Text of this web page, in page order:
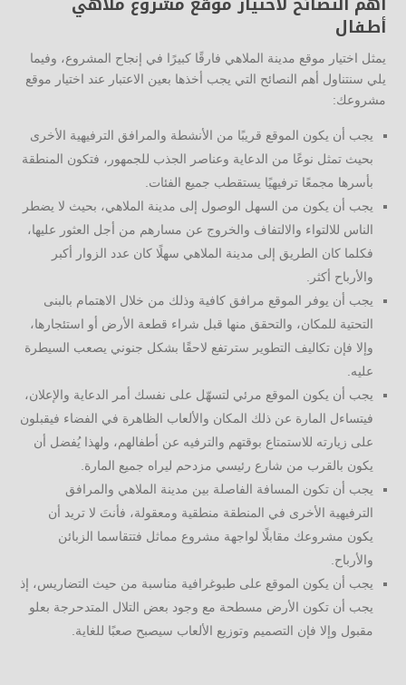
أطفال
يمثل اختيار موقع مدينة الملاهي فارقًا كبيرًا في إنجاح المشروع، وفيما
يلي سنتناول أهم النصائح التي يجب أخذها بعين الاعتبار عند اختيار موقع
مشروعك:
يجب أن يكون الموقع قريبًا من الأنشطة والمرافق الترفيهية الأخرى
بحيث تمثل نوعًا من الدعاية وعناصر الجذب للجمهور، فتكون المنطقة
بأسرها مجمعًا ترفيهيًا يستقطب جميع الفئات.
يجب أن يكون من السهل الوصول إلى مدينة الملاهي، بحيث لا يضطر
الناس للالتواء والالتفاف والخروج عن مسارهم من أجل العثور عليها،
فكلما كان الطريق إلى مدينة الملاهي سهلًا كان عدد الزوار أكبر
والأرباح أكثر.
يجب أن يوفر الموقع مرافق كافية وذلك من خلال الاهتمام بالبنى
التحتية للمكان، والتحقق منها قبل شراء قطعة الأرض أو استئجارها،
وإلا فإن تكاليف التطوير سترتفع لاحقًا بشكل جنوني يصعب السيطرة
عليه.
يجب أن يكون الموقع مرئي لتسهّل على نفسك أمر الدعاية والإعلان،
فيتساءل المارة عن ذلك المكان والألعاب الظاهرة في الفضاء فيقبلون
على زيارته للاستمتاع بوقتهم والترفيه عن أطفالهم، ولهذا يُفضل أن
يكون بالقرب من شارع رئيسي مزدحم ليراه جميع المارة.
يجب أن تكون المسافة الفاصلة بين مدينة الملاهي والمرافق
الترفيهية الأخرى في المنطقة منطقية ومعقولة، فأنتَ لا تريد أن
يكون مشروعك مقابلًا لواجهة مشروع مماثل فتتقاسما الزبائن
والأرباح.
يجب أن يكون الموقع على طبوغرافية مناسبة من حيث التضاريس، إذ
يجب أن تكون الأرض مسطحة مع وجود بعض التلال المتدحرجة بعلو
مقبول وإلا فإن التصميم وتوزيع الألعاب سيصبح صعبًا للغاية.